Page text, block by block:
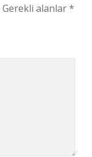
Gerekli alanlar*